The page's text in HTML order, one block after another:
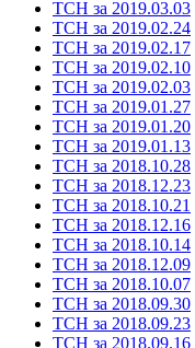
ТСН за 2019.03.03
ТСН за 2019.02.24
ТСН за 2019.02.17
ТСН за 2019.02.10
ТСН за 2019.02.03
ТСН за 2019.01.27
ТСН за 2019.01.20
ТСН за 2019.01.13
ТСН за 2018.10.28
ТСН за 2018.12.23
ТСН за 2018.10.21
ТСН за 2018.12.16
ТСН за 2018.10.14
ТСН за 2018.12.09
ТСН за 2018.10.07
ТСН за 2018.09.30
ТСН за 2018.09.23
ТСН за 2018.09.16